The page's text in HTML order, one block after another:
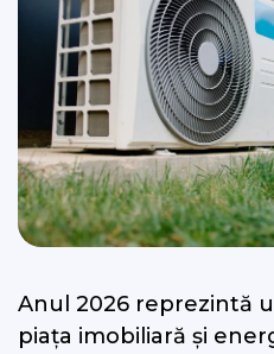
Anul 2026 reprezintă
piața imobiliară și